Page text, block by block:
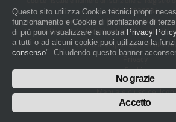
01436930034
artigiani.it è registrato nel Registro della Stampa
con Decreto del Presidente del Tribunale di
Direttore Responsabile: Amleto
Privacy
Cookie
Whistleblowing
Manuale d'uso del logo
Policy sulla Parità di genere
Questo sito utilizza Cookie tecnici propri
funzionamento e Cookie di profilazione di
di più puoi visualizzare la nostra Privacy
a tutti o ad alcuni cookie puoi utilizzare la
consenso". Chiudendo questo banner
No grazie
Accetto